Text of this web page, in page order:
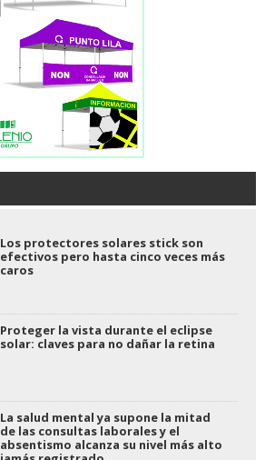
Los protectores solares stick son
efectivos pero hasta cinco veces más
caros
Proteger la vista durante el eclipse
solar: claves para no dañar la retina
La salud mental ya supone la mitad
de las consultas laborales y el
absentismo alcanza su nivel más alto